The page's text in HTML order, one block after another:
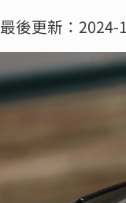
最後更新：2024-